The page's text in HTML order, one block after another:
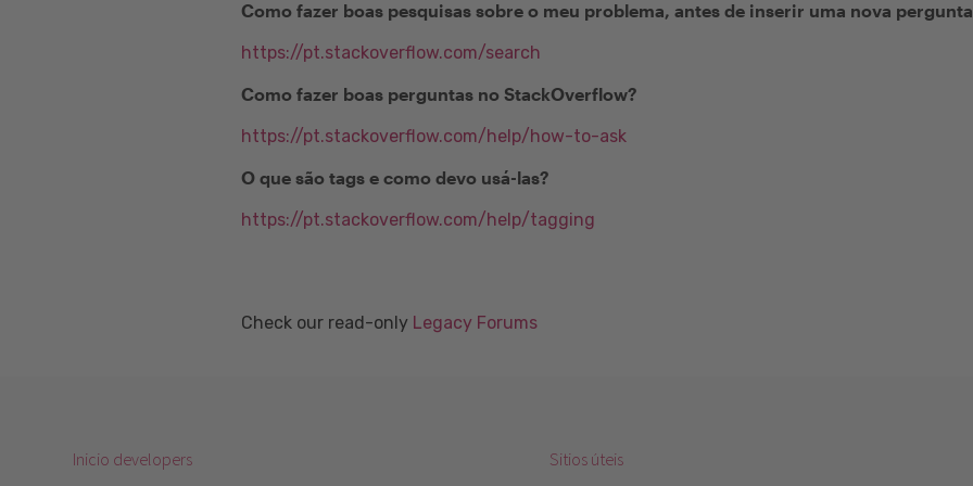
Como fazer boas pesquisas sobre o meu problema, antes de inserir uma nova
https://pt.stackoverflow.com/search
Como fazer boas perguntas no StackOverflow?
https://pt.stackoverflow.com/help/how-to-ask
O que são tags e como devo usá-las?
https://pt.stackoverflow.com/help/tagging
Check our read-only Legacy Forums
Inicio developers Sitios úteis